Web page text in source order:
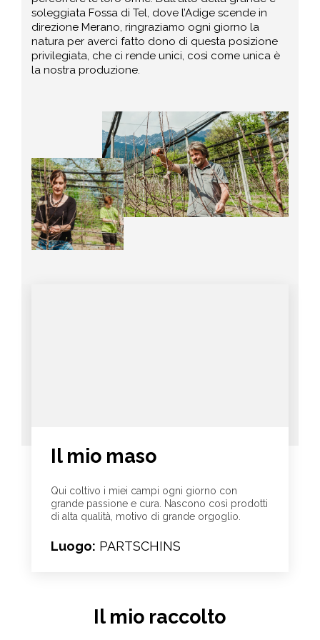
soleggiata Fossa di Tel, dove l’Adige scende in
direzione Merano, ringraziamo ogni giorno la
natura per averci fatto dono di questa posizione
privilegiata, che ci rende unici, così come unica è
la nostra produzione.
Il mio maso
Qui coltivo i miei campi ogni giorno con
grande passione e cura. Nascono così prodotti
di alta qualità, motivo di grande orgoglio.
Luogo: PARTSCHINS
Il mio raccolto